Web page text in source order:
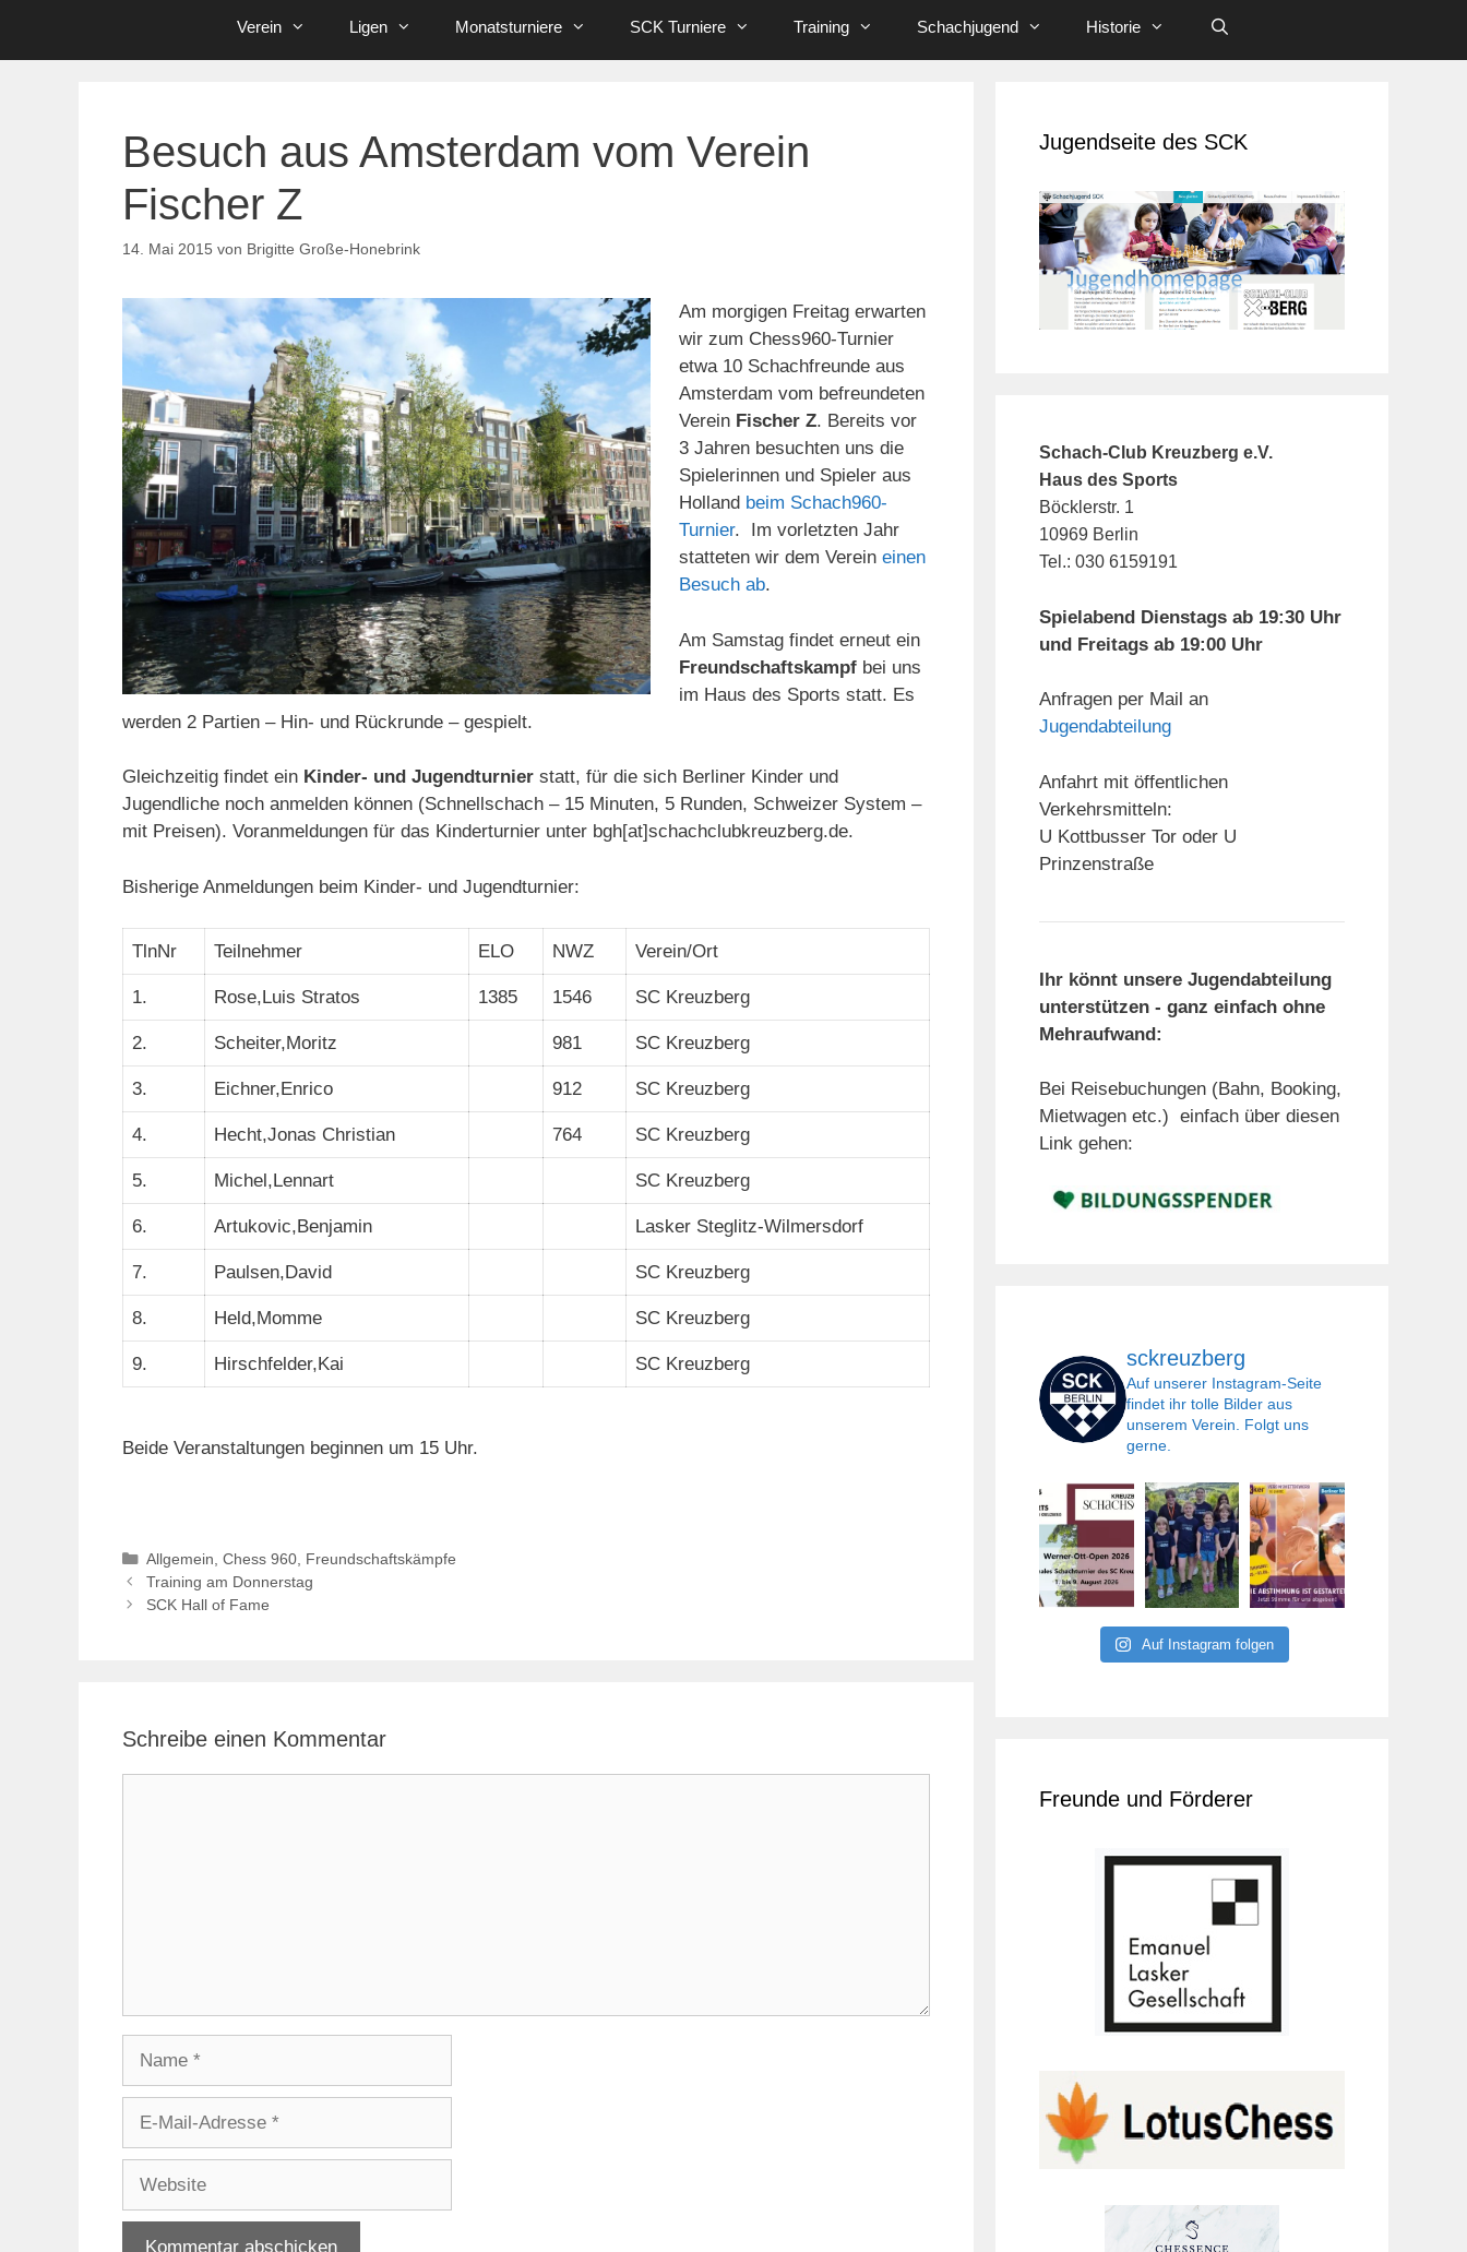
Verein Ligen Monatsturniere SCK Turniere Training Schachjugend Historie
Besuch aus Amsterdam vom Verein
Fischer Z
14. Mai 2015 von Brigitte Große-Honebrink
Am morgigen Freitag erwarten
wir zum Chess960-Turnier
etwa 10 Schachfreunde aus
Amsterdam vom befreundeten
Verein Fischer Z. Bereits vor
3 Jahren besuchten uns die
Spielerinnen und Spieler aus
Holland beim Schach960-
Turnier. Im vorletzten Jahr
statteten wir dem Vereineinen
Besuch ab.
Am Samstag findet erneut ein
Freundschaftskampfbei uns
im Haus des Sports statt. Es
werden 2 Partien – Hin- und Rückrunde – gespielt.
Gleichzeitig findet ein Kinder- und Jugendturnier statt, für die sich Berliner Kinder und
Jugendliche noch anmelden können (Schnellschach – 15 Minuten, 5 Runden, Schweizer System –
mit Preisen). Voranmeldungen für das Kinderturnier unter bgh[at]schachclubkreuzberg.de.
Bisherige Anmeldungen beim Kinder- und Jugendturnier:
TlnNr Teilnehmer ELO NWZ Verein/Ort
1. Rose,Luis Stratos 1385 1546 SC Kreuzberg
2. Scheiter,Moritz 981 SC Kreuzberg
3. Eichner,Enrico 912 SC Kreuzberg
4. Hecht,Jonas Christian 764 SC Kreuzberg
5. Michel,Lennart SC Kreuzberg
6. Artukovic,Benjamin Lasker Steglitz-Wilmersdorf
7. Paulsen,David SC Kreuzberg
8. Held,Momme SC Kreuzberg
9. Hirschfelder,Kai SC Kreuzberg
Beide Veranstaltungen beginnen um 15 Uhr.
Kategorien
Allgemein Chess 960, Freundschaftskämpfe
Training am Donnerstag
SCK Hall of Fame
Schreibe einen Kommentar
Adresse
Jugendseite des SCK
Schach-Club Kreuzberg e.V.
Haus des Sports
Böcklerstr. 1
10969 Berlin
Tel.: 030 6159191
Spielabend Dienstags ab 19:30 Uhr
und Freitags ab 19:00 Uhr
Anfragen per Mail an
Jugendabteilung
Anfahrt mit öffentlichen
Verkehrsmitteln:
U Kottbusser Tor oder U
Prinzenstraße
Ihr könnt unsere Jugendabteilung
unterstützen - ganz einfach ohne
Mehraufwand:
Bei Reisebuchungen (Bahn, Booking,
Mietwagen etc.) einfach über diesen
Link gehen:
sckreuzberg
Auf unserer Instagram-Seite
findet ihr tolle Bilder aus
unserem Verein. Folgt uns
gerne.
Auf Instagram folgen
Freunde und Förderer